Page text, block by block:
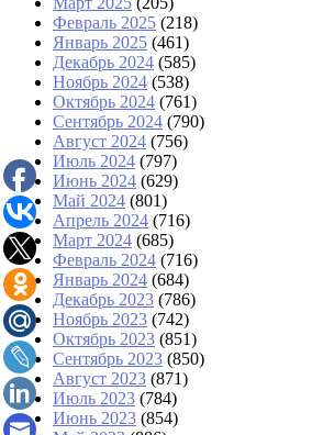
Февраль 2025 (218)
Январь 2025 (461)
Декабрь 2024 (585)
Ноябрь 2024 (538)
Октябрь 2024 (761)
Сентябрь 2024 (790)
Август 2024 (756)
Июль 2024 (797)
Июнь 2024 (629)
Май 2024 (801)
Апрель 2024 (716)
Март 2024 (685)
Февраль 2024 (716)
Январь 2024 (684)
Декабрь 2023 (786)
Ноябрь 2023 (742)
Октябрь 2023 (851)
Сентябрь 2023 (850)
Август 2023 (871)
Июль 2023 (784)
Июнь 2023 (854)